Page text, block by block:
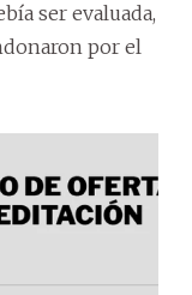
ser evaluada,
por el